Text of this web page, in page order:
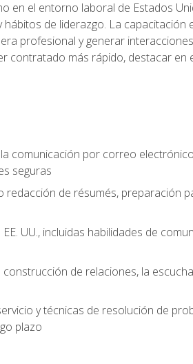
en el entorno laboral de Estados
de liderazgo. La capacitación
profesional y generar
contratado más rápido, destacar
comunicación por correo
seguras
de résumés, preparación
UU., incluidas habilidades de
de relaciones, la
y técnicas de resolución de
plazo